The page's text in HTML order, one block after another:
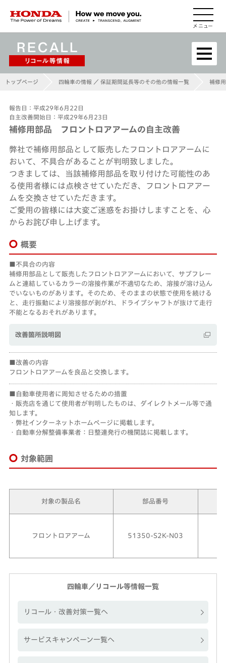
HONDA The Power of Dreams
トップページ 四輪車の情報 ／ 保証期間延長等のその他の情報一覧 補修
報告日：平成29年6月22日
自主改善開始日：平成29年6月23日
補修用部品 フロントロアアームの自主改善
弊社で補修用部品として販売したフロントロアアームに
おいて、不具合があることが判明致しました。
つきましては、当該補修用部品を取り付けた可能性のあ
る使用者様には点検させていただき、フロントロアアー
ムを交換させていただきます。
ご愛用の皆様には大変ご迷惑をお掛けしますことを、心
からお詫び申し上げます。
概要
不具合の内容
補修用部品として販売したフロントロアアームにおいて、サブフレー
ムと連結しているカラーの溶接作業が不適切なため、溶接が溶け込ん
でいないものがあります。そのため、そのままの状態で使用を続ける
と、走行振動により溶接部が剥がれ、ドライブシャフトが抜けて走行
不能となるおそれがあります。
改善箇所説明図
改善の内容
フロントロアアームを良品と交換します。
自動車使用者に周知させるための措置
・販売店を通じて使用者が判明したものは、ダイレクトメール等で通
知します。
・弊社インターネットホームページに掲載します。
・自動車分解整備事業者：日整連発行の機関誌に掲載します。
対象範囲
対象の製品名 部品番号
フロントロアアーム 51350-S2K-N03
四輪車／リコール等情報一覧
リコール・改善対策一覧へ
サービスキャンペーン一覧へ